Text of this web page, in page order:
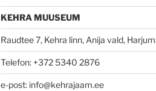
KEHRA MUUSEUM
Raudtee 7, Kehra linn, Anija vald,
Telefon: +372 5340 2876
e-post: info@kehrajaam.ee